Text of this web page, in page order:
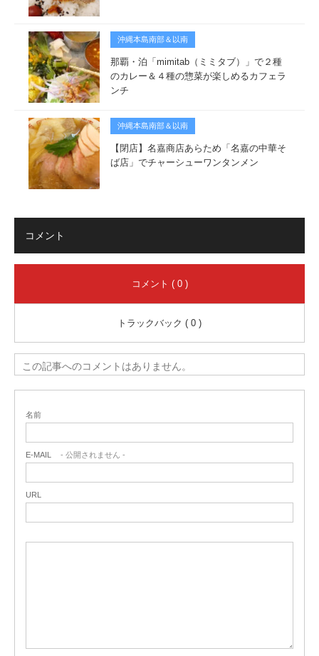
沖縄本島南部＆以南
那覇・泊「mimitab（ミミタブ）」で２種
のカレー＆４種の惣菜が楽しめるカフェラ
ンチ
沖縄本島南部＆以南
【閉店】名嘉商店あらため「名嘉の中華そ
ば店」でチャーシューワンタンメン
コメント
コメント ( 0 )
トラックバック ( 0 )
この記事へのコメントはありません。
名前
E-MAIL - 公開されません -
URL